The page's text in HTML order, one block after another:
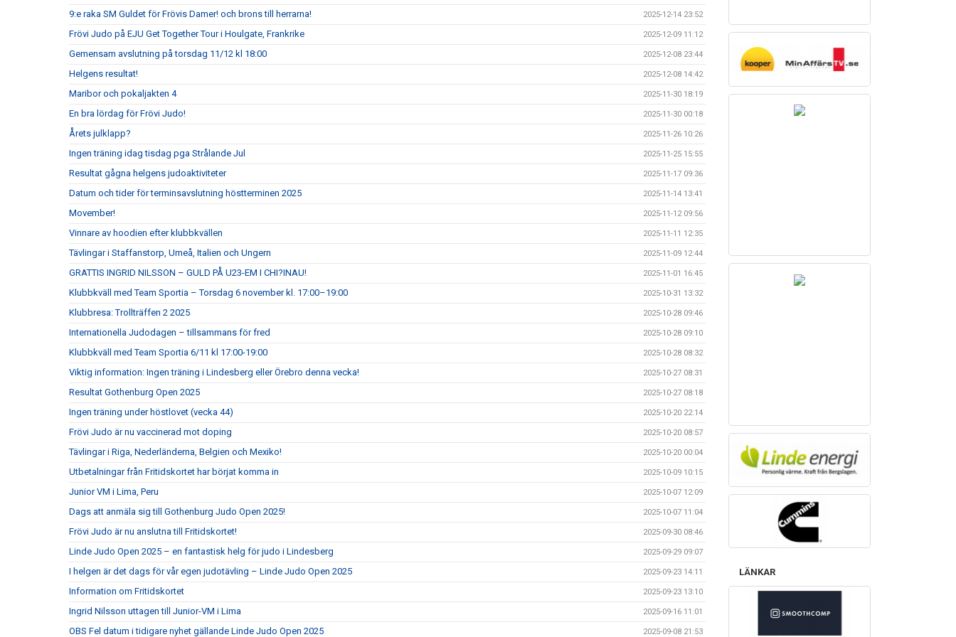
9:e raka SM Guldet för Frövis Damer! och brons till herrarna! 2025-12-14 23:52
Frövi Judo på EJU Get Together Tour i Houlgate, Frankrike 2025-12-09 11:12
Gemensam avslutning på torsdag 11/12 kl 18:00 2025-12-08 23:44
Helgens resultat! 2025-12-08 14:42
Maribor och pokaljakten 4 2025-11-30 18:19
En bra lördag för Frövi Judo! 2025-11-30 00:18
Årets julklapp? 2025-11-26 10:26
Ingen träning idag tisdag pga Strålande Jul 2025-11-25 15:55
Resultat gågna helgens judoaktiviteter 2025-11-17 09:36
Datum och tider för terminsavslutning höstterminen 2025 2025-11-14 13:41
Movember! 2025-11-12 09:56
Vinnare av hoodien efter klubbkvällen 2025-11-11 12:35
Tävlingar i Staffanstorp, Umeå, Italien och Ungern 2025-11-09 12:44
GRATTIS INGRID NILSSON – GULD PÅ U23-EM I CHI?INAU! 2025-11-01 16:45
Klubbkväll med Team Sportia – Torsdag 6 november kl. 17:00–19:00 2025-10-31 13:32
Klubbresa: Trollträffen 2 2025 2025-10-28 09:46
Internationella Judodagen – tillsammans för fred 2025-10-28 09:10
Klubbkväll med Team Sportia 6/11 kl 17:00-19:00 2025-10-28 08:32
Viktig information: Ingen träning i Lindesberg eller Örebro denna vecka! 2025-10-27 08:31
Resultat Gothenburg Open 2025 2025-10-27 08:18
Ingen träning under höstlovet (vecka 44) 2025-10-20 22:14
Frövi Judo är nu vaccinerad mot doping 2025-10-20 08:57
Tävlingar i Riga, Nederländerna, Belgien och Mexiko! 2025-10-20 00:04
Utbetalningar från Fritidskortet har börjat komma in 2025-10-09 10:15
Junior VM i Lima, Peru 2025-10-07 12:09
Dags att anmäla sig till Gothenburg Judo Open 2025! 2025-10-07 11:04
Frövi Judo är nu anslutna till Fritidskortet! 2025-09-30 08:46
Linde Judo Open 2025 – en fantastisk helg för judo i Lindesberg 2025-09-29 09:07
I helgen är det dags för vår egen judotävling – Linde Judo Open 2025 2025-09-23 14:11
Information om Fritidskortet 2025-09-23 13:10
Ingrid Nilsson uttagen till Junior-VM i Lima 2025-09-16 11:01
OBS Fel datum i tidigare nyhet gällande Linde Judo Open 2025 2025-09-08 21:53
LÄNKAR